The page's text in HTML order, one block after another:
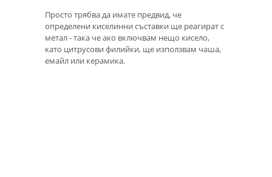
Просто трябва да имате предвид, че
определени киселинни съставки ще реагират с
метал - така че ако включвам нещо кисело,
като цитрусови филийки, ще използвам чаша,
емайл или керамика.